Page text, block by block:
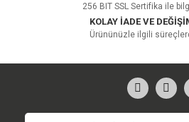
256 BIT SSL Sertifika ile
KOLAY İADE VE
Ürününüzle ilgili